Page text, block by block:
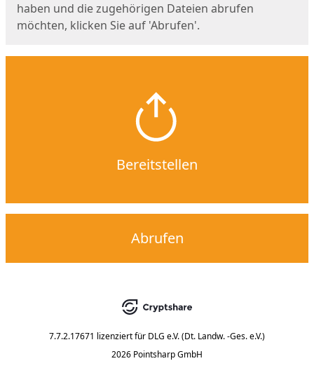
haben und die zugehörigen Dateien abrufen
möchten, klicken Sie auf 'Abrufen'.
Bereitstellen
Abrufen
7.7.2.17671 lizenziert für DLG e.V. (Dt. Landw. -Ges. e.V.)
2026 Pointsharp GmbH